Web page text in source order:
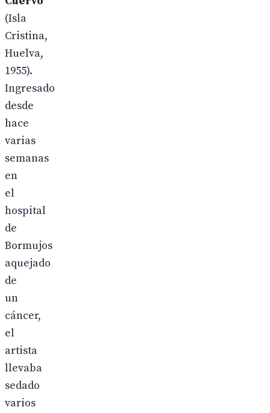
(Isla
Cristina,
Huelva,
1955).
Ingresado
desde
hace
varias
semanas
en
el
hospital
de
Bormujos
aquejado
de
un
cáncer,
el
artista
llevaba
sedado
varios